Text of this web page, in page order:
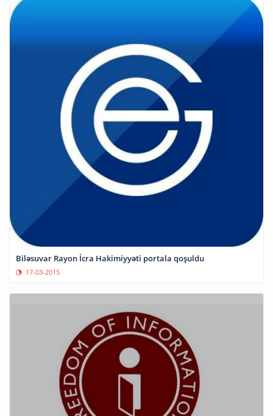
Biləsuvar Rayon İcra Hakimiyyəti portala qoşuldu
17-03-2015